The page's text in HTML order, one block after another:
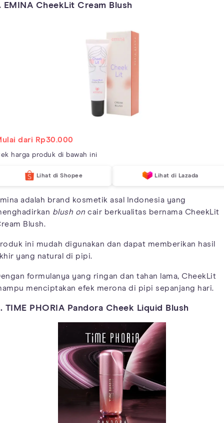
EMINA CheekLit Cream Blush
dari Rp30.000
harga produk di bawah ini
Lihat di Shopee Lihat di Lazada
adalah brand kosmetik asal Indonesia yang
blush on cair berkualitas bernama CheekLit
Blush.
ini mudah digunakan dan dapat memberikan hasil
yang natural di pipi.
formulanya yang ringan dan tahan lama, CheekLit
menciptakan efek merona di pipi sepanjang hari.
TIME PHORIA Pandora Cheek Liquid Blush